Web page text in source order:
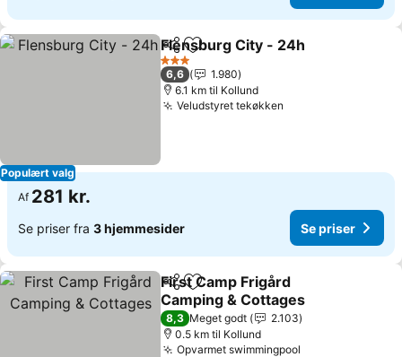
Populært valg
Del Føj til favoritter
Flensburg City - 24h
3 Stjerner
6,6
1.980
6.1 km til Kollund
Veludstyret tekøkken
Af 281 kr.
Se priser fra 3 hjemmesider Se priser
Del Føj til favoritter
First Camp Frigård
Camping & Cottages
8,3 Meget godt
2.103
0.5 km til Kollund
Opvarmet swimmingpool